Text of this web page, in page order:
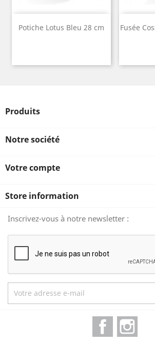
Potiche Lotus Bleu 28 cm Fusée
Produits
Notre société
Votre compte
Store information
Inscrivez-vous à notre newsletter :
Facebook